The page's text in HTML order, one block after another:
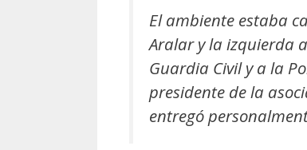
El ambiente estaba
Aralar y la izquierda
Guardia Civil y a la
presidente de la
entregó